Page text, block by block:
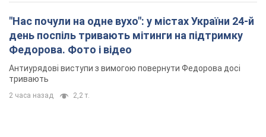
"Нас почули на одне вухо": у містах України 24-й
день поспіль тривають мітинги на підтримку
Федорова. Фото і відео
Антиурядові виступи з вимогою повернути Федорова досі
тривають
2 часа назад 2,2 т.